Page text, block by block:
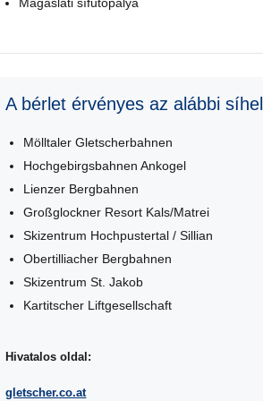
A bérlet érvényes az alábbi
Mölltaler Gletscherbahnen
Hochgebirgsbahnen Ankogel
Lienzer Bergbahnen
Großglockner Resort Kals/Matrei
Skizentrum Hochpustertal / Sillian
Obertilliacher Bergbahnen
Skizentrum St. Jakob
Kartitscher Liftgesellschaft
Hivatalos oldal:
gletscher.co.at